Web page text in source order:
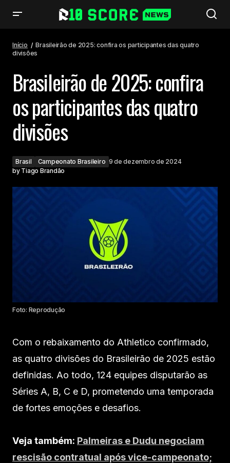
Início
Brasileirão de 2025: confira os participantes das quatro
divisões
Brasileirão de 2025: confira
os participantes das quatro
divisões
Brasil Campeonato Brasileiro 9 de dezembro de 2024
by Tiago Brandão
Foto: Reprodução
Com o rebaixamento do Athletico confirmado,
as quatro divisões do Brasileirão de 2025 estão
definidas. Ao todo, 124 equipes disputarão as
Séries A, B, C e D, prometendo uma temporada
de fortes emoções e desafios.
Veja também: Palmeiras e Dudu negociam
rescisão contratual após vice-campeonato;